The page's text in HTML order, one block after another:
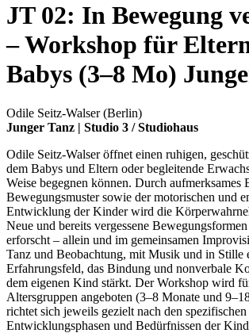
JT 02: In Bewegung
– Workshop für
Babys (3–8 Mo)
Odile Seitz-Walser (Berlin)
Junger Tanz | Studio 3 / Studiohaus
Odile Seitz-Walser öffnet einen ruhigen,
dem Babys und Eltern oder begleitende
Weise begegnen können. Durch aufmerksames
Bewegungsmuster sowie der motorischen und
Entwicklung der Kinder wird die
Neue und bereits vergessene
erforscht – allein und im gemeinsamen
Tanz und Beobachtung, mit Musik und in Stille
Erfahrungsfeld, das Bindung und nonverbale
dem eigenen Kind stärkt. Der Workshop wird
Altersgruppen angeboten (3–8 Monate und
richtet sich jeweils gezielt nach den spezifischen
Entwicklungsphasen und Bedürfnissen der